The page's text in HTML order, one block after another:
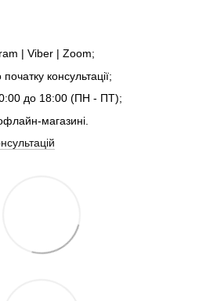
| Viber | Zoom;
консультації;
до 18:00 (ПН - ПТ);
магазині.